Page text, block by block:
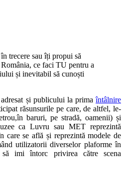
trecere sau îți propui să
ce faci TU pentru a
și inevitabil să cunoști
adresat și publicului la primaîntâlnire
răsunsurile pe care, de altfel, le-
baruri, pe stradă, oamenii) și
ca Luvru sau MET reprezintă
care se află și reprezintă modele de
utilizatorii diverselor plaforme în
imi întorc privirea către scena